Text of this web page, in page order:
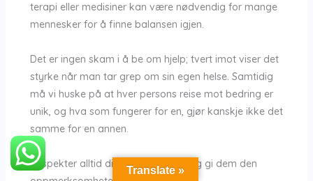
terapi eller medisiner kan være nødvendig for mange
mennesker for å finne balansen igjen.
Det er ingen skam i å be om hjelp; tvert imot viser det
styrke når man tar grep om sin egen helse. Samtidig
må vi huske på at hver persons reise mot bedring er
unik, og hva som fungerer for en, gjør kanskje ikke det
samme for en annen.
Respekter alltid dine egne følelser og gi dem den
Translate »